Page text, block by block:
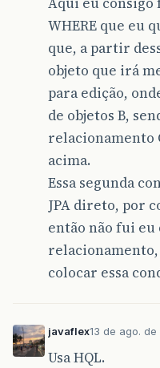
WHERE que eu
que, a partir
objeto que irá
para edição,
de objetos B,
relacionamento
acima.
Essa segunda
JPA direto, por
então não fui eu
relacionamento,
colocar essa
javaflex13 de ago. de
Usa HQL.